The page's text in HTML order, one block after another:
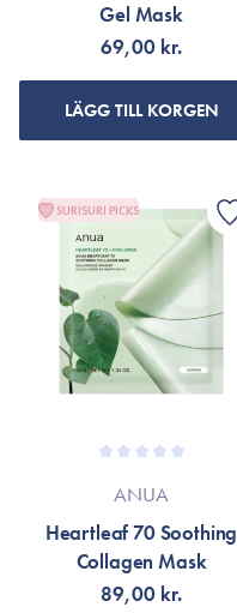
Gel Mask
69,00 kr.
LÄGG TILL KORGEN
SURISURI PICKS
ANUA
Heartleaf 70 Soothing
Collagen Mask
89,00 kr.